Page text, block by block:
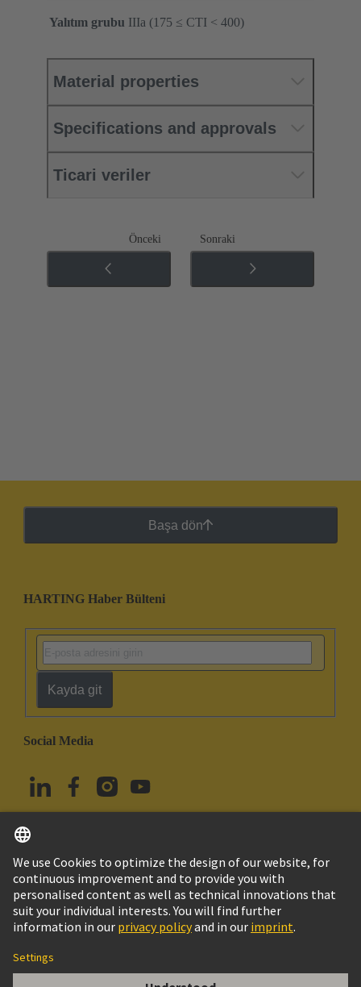
Yalıtım grubu IIIa (175 ≤ CTI < 400)
Material properties
Specifications and approvals
Ticari veriler
Önceki Sonraki
Başa dön
HARTING Haber Bülteni
Kayda git
Social Media
Türkiye Türkçe
© HARTING Technology Group
Imprint